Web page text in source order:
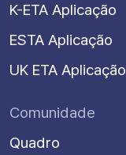
K-ETA Aplicação
ESTA Aplicação
UK ETA Aplicação
Comunidade
Quadro